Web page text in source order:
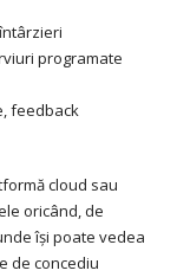
programate
feedback
cloud sau
oricând, de
își poate vedea
de concediu